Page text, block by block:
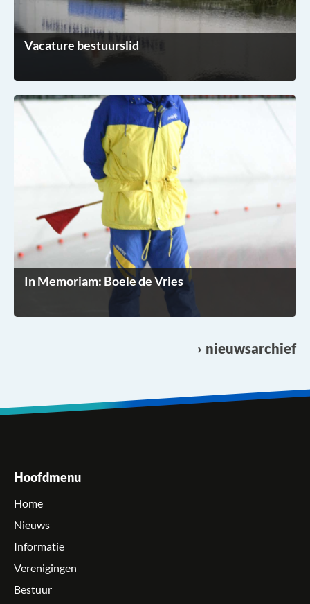
Vacature bestuurslid
In Memoriam: Boele de Vries
nieuwsarchief
Hoofdmenu
Home
Nieuws
Informatie
Verenigingen
Bestuur